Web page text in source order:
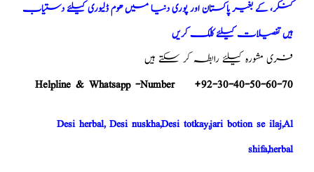
کنکر، کے بغیر پاکستان اور پوری دنیا میں ھوم ڈلیوری کیلئے دستیاب
ہیں تفصیلات کیلئے کلک کریں
فری مشورہ کیلئے رابطہ کر سکتے ہیں
Helpline & Whatsapp -Number +92-30-40-50-60-70
Desi herbal, Desi nuskha,Desi totkay,jari botion se ilaj,Al
shifa,herbal